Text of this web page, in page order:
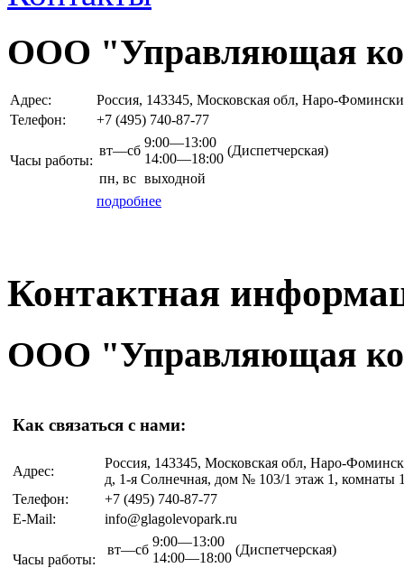
ООО "Управляющая
Адрес:
Россия, 143345, Московская обл, Наро-
Телефон:
+7 (495) 740-87-77
Часы работы:
вт—сб
9:00—13:00
14:00—18:00
(Диспетчерская)
пн, вс выходной
подробнее
Контактная
ООО "Управляющая
Как связаться с нами:
Адрес:
Россия, 143345, Московская обл, Наро-
д, 1-я Солнечная, дом № 103/1 этаж 1, комнаты
Телефон:
+7 (495) 740-87-77
E-Mail:
info@glagolevopark.ru
Часы работы:
вт—сб
9:00—13:00
14:00—18:00
(Диспетчерская)